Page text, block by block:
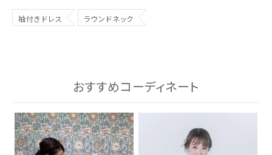
袖付きドレス ラウンドネック
おすすめコーディネート